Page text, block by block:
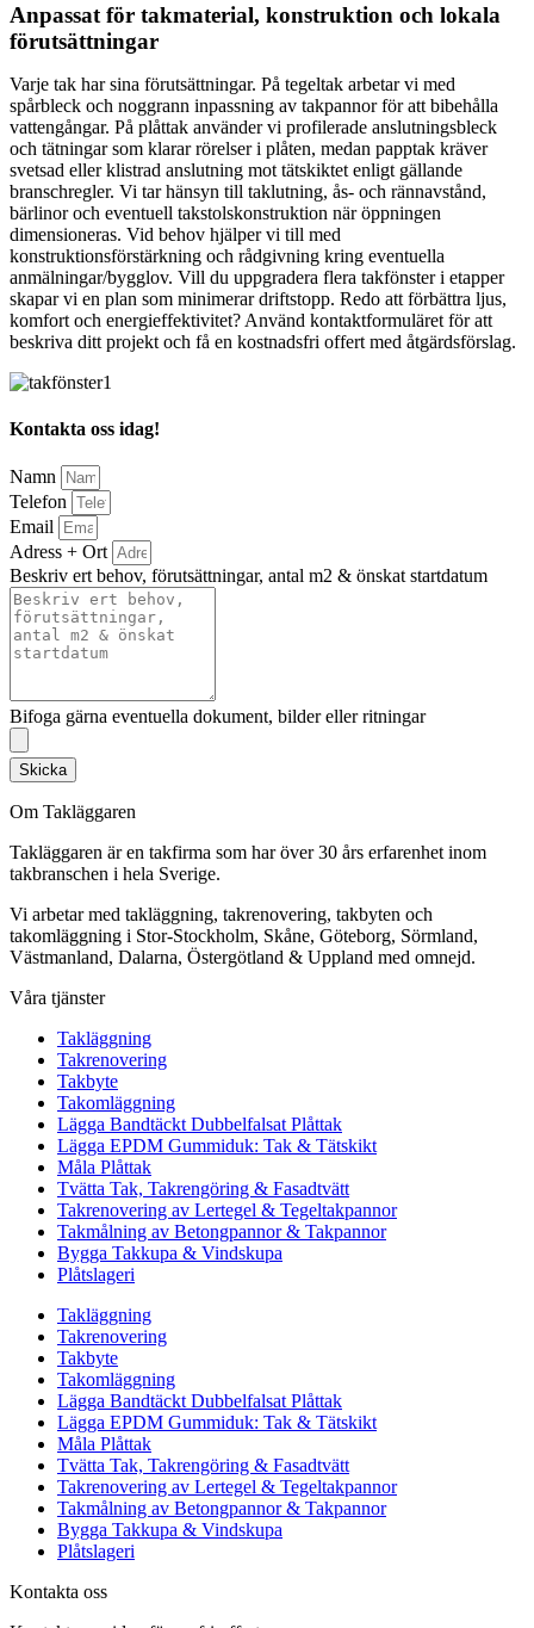
Anpassat för takmaterial, konstruktion och lokala
förutsättningar
Varje tak har sina förutsättningar. På tegeltak arbetar vi med
spårbleck och noggrann inpassning av takpannor för att bibehålla
vattengångar. På plåttak använder vi profilerade anslutningsbleck
och tätningar som klarar rörelser i plåten, medan papptak kräver
svetsad eller klistrad anslutning mot tätskiktet enligt gällande
branschregler. Vi tar hänsyn till taklutning, ås- och rännavstånd,
bärlinor och eventuell takstolskonstruktion när öppningen
dimensioneras. Vid behov hjälper vi till med
konstruktionsförstärkning och rådgivning kring eventuella
anmälningar/bygglov. Vill du uppgradera flera takfönster i etapper
skapar vi en plan som minimerar driftstopp. Redo att förbättra ljus,
komfort och energieffektivitet? Använd kontaktformuläret för att
beskriva ditt projekt och få en kostnadsfri offert med åtgärdsförslag.
Kontakta oss idag!
Namn
Telefon
Email
Adress + Ort
Beskriv ert behov, förutsättningar, antal m2 & önskat startdatum
Bifoga gärna eventuella dokument, bilder eller ritningar
Skicka
Om Takläggaren
Takläggaren är en takfirma som har över 30 års erfarenhet inom
takbranschen i hela Sverige.
Vi arbetar med takläggning, takrenovering, takbyten och
takomläggning i Stor-Stockholm, Skåne, Göteborg, Sörmland,
Västmanland, Dalarna, Östergötland & Uppland med omnejd.
Våra tjänster
Takläggning
Takrenovering
Takbyte
Takomläggning
Lägga Bandtäckt Dubbelfalsat Plåttak
Lägga EPDM Gummiduk: Tak & Tätskikt
Måla Plåttak
Tvätta Tak, Takrengöring & Fasadtvätt
Takrenovering av Lertegel & Tegeltakpannor
Takmålning av Betongpannor & Takpannor
Bygga Takkupa & Vindskupa
Plåtslageri
Takläggning
Takrenovering
Takbyte
Takomläggning
Lägga Bandtäckt Dubbelfalsat Plåttak
Lägga EPDM Gummiduk: Tak & Tätskikt
Måla Plåttak
Tvätta Tak, Takrengöring & Fasadtvätt
Takrenovering av Lertegel & Tegeltakpannor
Takmålning av Betongpannor & Takpannor
Bygga Takkupa & Vindskupa
Plåtslageri
Kontakta oss